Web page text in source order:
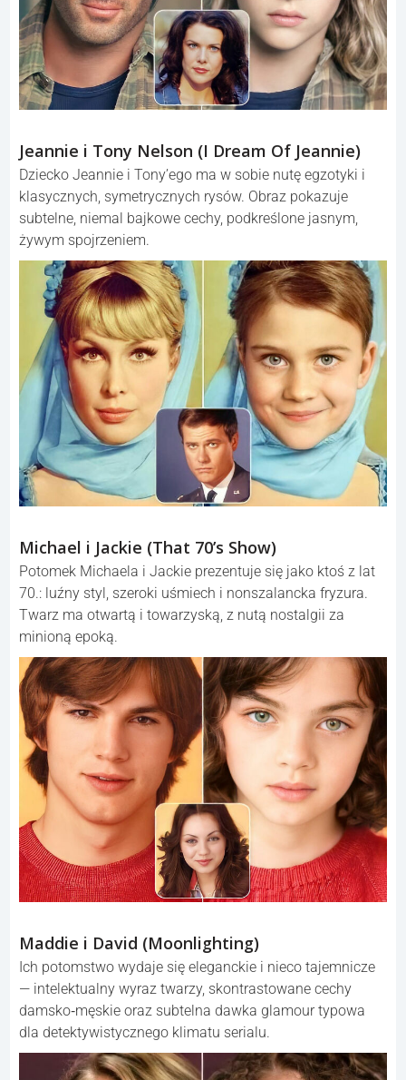
Jeannie i Tony Nelson (I Dream Of Jeannie)
Dziecko Jeannie i Tony’ego ma w sobie nutę egzotyki i
klasycznych, symetrycznych rysów. Obraz pokazuje
subtelne, niemal bajkowe cechy, podkreślone jasnym,
żywym spojrzeniem.
Michael i Jackie (That 70’s Show)
Potomek Michaela i Jackie prezentuje się jako ktoś z lat
70.: luźny styl, szeroki uśmiech i nonszalancka fryzura.
Twarz ma otwartą i towarzyską, z nutą nostalgii za
minioną epoką.
Maddie i David (Moonlighting)
Ich potomstwo wydaje się eleganckie i nieco tajemnicze
— intelektualny wyraz twarzy, skontrastowane cechy
damsko‑męskie oraz subtelna dawka glamour typowa
dla detektywistycznego klimatu serialu.